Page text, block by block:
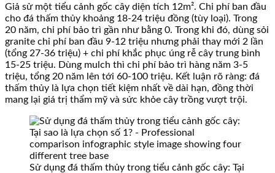
Giả sử một tiểu cảnh gốc cây diện tích 12m². Chi phí ban đầu
cho đá thấm thủy khoảng 18-24 triệu đồng (tùy loại). Trong
20 năm, chi phí bảo trì gần như bằng 0. Trong khi đó, dùng sỏi
granite chi phí ban đầu 9-12 triệu nhưng phải thay mới 2 lần
(tổng 27-36 triệu) + chi phí khắc phục úng rễ cây trung bình
15-25 triệu. Dùng mulch thì chi phí bảo trì hàng năm 3-5
triệu, tổng 20 năm lên tới 60-100 triệu. Kết luận rõ ràng: đá
thấm thủy là lựa chọn tiết kiệm nhất về dài hạn, đồng thời
mang lại giá trị thẩm mỹ và sức khỏe cây trồng vượt trội.
Sử dụng đá thấm thủy trong tiểu cảnh gốc cây: Tại